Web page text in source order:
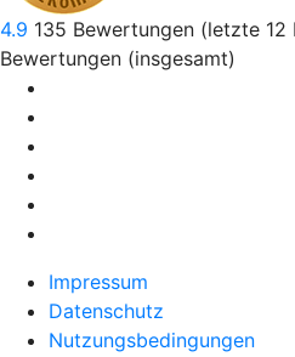
4.9 135 Bewertungen (letzte 12
Bewertungen (insgesamt)
Impressum
Datenschutz
Nutzungsbedingungen